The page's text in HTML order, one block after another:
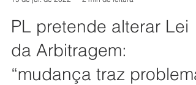
19 de jul. de 2022
2 min de leitura
PL pretende alterar Lei
da Arbitragem: